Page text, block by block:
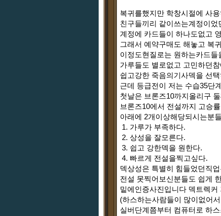
복귀를했지만 학창시절에 사
친구들끼리 같이쓰는계정이
계정에 카드들이 하나도없고
그래서 예약구매도 해놓고 복
이정도현질로는 원하는카드
가루들도 별로없고 고민하던
쉽고강한 죽음의기사덱을 선
근데 등급전이 저는 수습35단
첫날은 브론즈10까지올리구
브론즈10에서 전설까지 고승
아래에 2개이상해당되시는분
1. 가루가 부족하다.
2. 상성을 잘모른다.
3. 쉽고 강한덱을 원한다.
4. 빠르게 전설을찍고싶다.
덱상성은 특별히 힘들었던직
전설 못찍어보신분들도 쉽게
밑에인증사진입니다 덱트렉
(하스하는사람들이 많이없어
실버단계쯤부터 컴퓨터로 하